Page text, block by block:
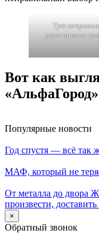
Тут
рассчитана
Вот как
«АльфаГород»
Популярные новости
Год спустя — всё так
МАФ, который не
От металла до двора
произвести,
×
Обратный звонок